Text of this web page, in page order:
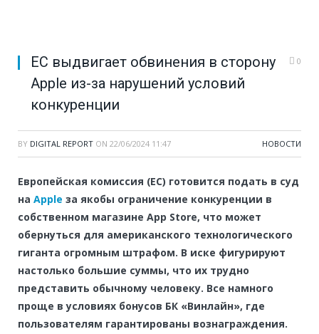
ЕС выдвигает обвинения в сторону
Apple из-за нарушений условий
конкуренции
0
BY DIGITAL REPORT ON 22/06/2024 11:47 НОВОСТИ
Европейская комиссия (ЕС) готовится подать в суд
на Apple за якобы ограничение конкуренции в
собственном магазине App Store, что может
обернуться для американского технологического
гиганта огромным штрафом. В иске фигурируют
настолько большие суммы, что их трудно
представить обычному человеку. Все намного
проще в условиях бонусов БК «Винлайн», где
пользователям гарантированы вознаграждения.